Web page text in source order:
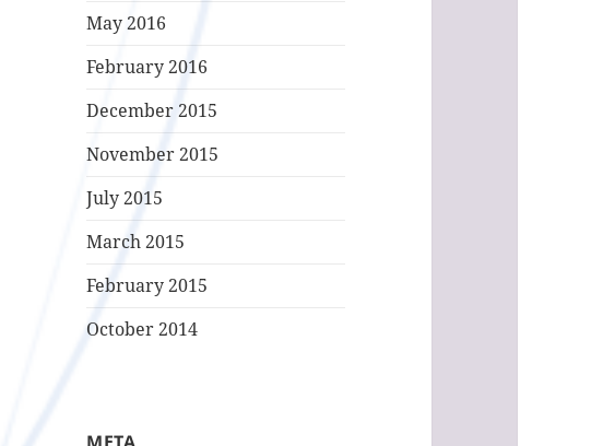
May 2016
February 2016
December 2015
November 2015
July 2015
March 2015
February 2015
October 2014